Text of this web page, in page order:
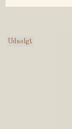
Udsolgt